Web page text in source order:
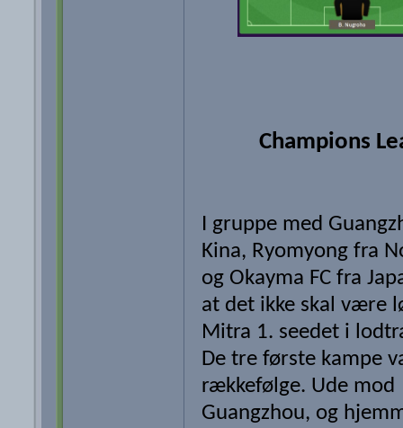
Champions
I gruppe med
Kina, Ryomyong fra
og Okayma FC fra
at det ikke skal være
Mitra 1. seedet i
De tre første kampe
rækkefølge. Ude mod
Guangzhou, og